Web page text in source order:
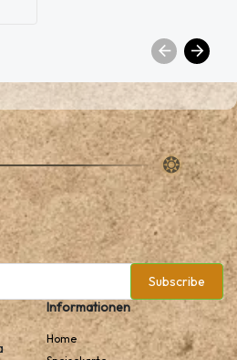
Subscribe
Informationen
Home